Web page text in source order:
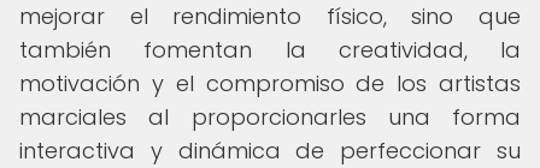
mejorar el rendimiento físico, sino que
también fomentan la creatividad, la
motivación y el compromiso de los artistas
marciales al proporcionarles una forma
interactiva y dinámica de perfeccionar su